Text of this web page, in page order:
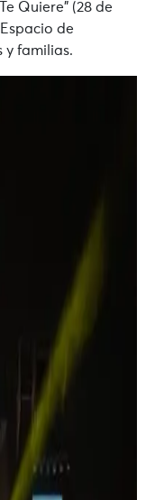
Quiere” (28 de
Espacio de
y familias.